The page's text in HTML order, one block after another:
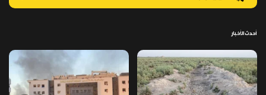
أحدث الأخبار